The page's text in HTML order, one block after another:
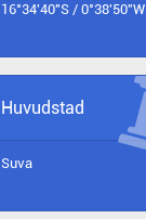
16°34'40"S / 0°38'50"W
Huvudstad
Suva